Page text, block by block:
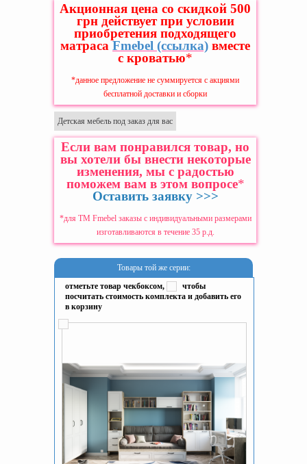
Акционная цена со скидкой 500
грн действует при условии
приобретения подходящего
матрасаFmebel (ссылка) вместе
с кроватью*
*данное предложение не суммируется с акциями
бесплатной доставки и сборки
Детская мебель под заказ для вас
Если вам понравился товар, но
вы хотели бы внести некоторые
изменения, мы с радостью
поможем вам в этом вопросе*
Оставить заявку >>>
*для ТМ Fmebel заказы с индивидуальными размерами
изготавливаются в течение 35 р.д.
Товары той же серии:
отметьте товар чекбоксом,
чтобы
посчитать стоимость комплекта и добавить его
в корзину